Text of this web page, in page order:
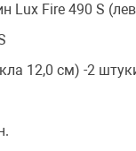
Lux Fire 490 S
12,0 см) -2